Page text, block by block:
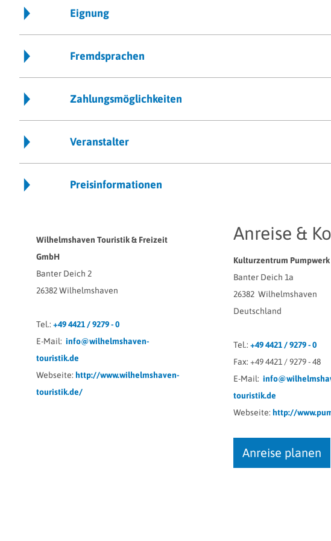
Eignung
Fremdsprachen
Zahlungsmöglichkeiten
Veranstalter
Preisinformationen
Wilhelmshaven Touristik & Freizeit
GmbH
Banter Deich 2
26382Wilhelmshaven
Tel.: +49 4421 / 9279 - 0
E-Mail: info@wilhelmshaven-
touristik.de
Webseite: http://www.wilhelmshaven-
touristik.de/
Anreise &
Kulturzentrum Pumpwerk
Banter Deich 1a
26382 Wilhelmshaven
Deutschland
Tel.: +49 4421 / 9279 - 0
Fax: +49 4421 / 9279 - 48
E-Mail:
touristik.de
Webseite: http://
Anreise planen